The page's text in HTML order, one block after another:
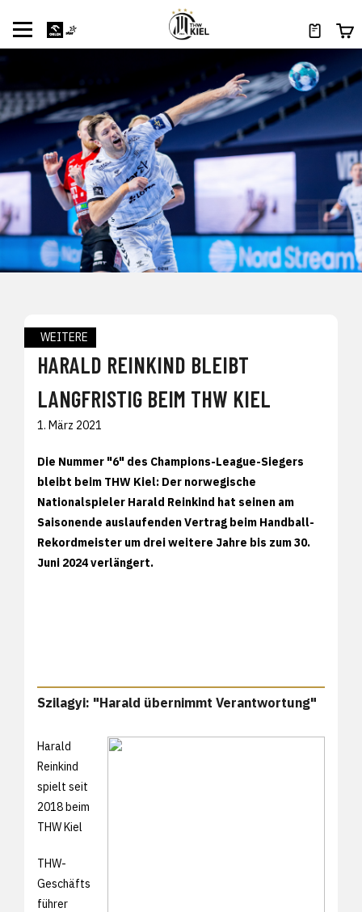
WEITERE
HARALD REINKIND BLEIBT
LANGFRISTIG BEIM THW KIEL
1. März 2021
Die Nummer "6" des Champions-League-Siegers
bleibt beim THW Kiel: Der norwegische
Nationalspieler Harald Reinkind hat seinen am
Saisonende auslaufenden Vertrag beim Handball-
Rekordmeister um drei weitere Jahre bis zum 30.
Juni 2024 verlängert.
Szilagyi: "Harald übernimmt Verantwortung"
Harald
Reinkind
spielt seit
2018 beim
THW Kiel
THW-
Geschäfts
führer